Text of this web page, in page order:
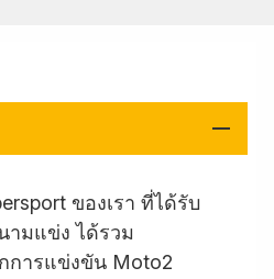
ของเรา ที่ได้รับ
ามแข่ง ได้รวม
การแข่งขัน Moto2